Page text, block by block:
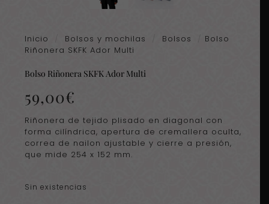
Inicio Bolsos y mochilas Bolsos
Bolso
Riñonera SKFK Ador Multi
Bolso Riñonera SKFK Ador Multi
59,00€
Riñonera de tejido plisado en diagonal con
forma cilíndrica, apertura de cremallera oculta,
correa de nailon ajustable y cierre a presión,
que mide 254 x 152 mm.
Sin existencias